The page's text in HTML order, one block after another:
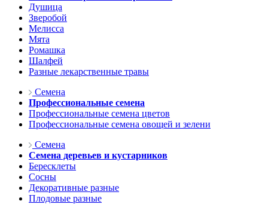
Душица
Зверобой
Мелисса
Мята
Ромашка
Шалфей
Разные лекарственные травы
Семена
Профессиональные семена
Профессиональные семена цветов
Профессиональные семена овощей и зелени
Семена
Семена деревьев и кустарников
Бересклеты
Сосны
Декоративные разные
Плодовые разные